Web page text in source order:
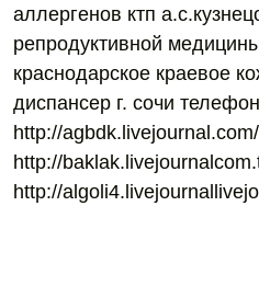
аллергенов ктп
репродуктивной
краснодарское краевое
диспансер г. сочи
http://
http://
http://